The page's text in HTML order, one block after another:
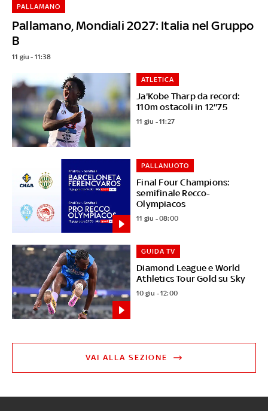
Pallamano, Mondiali 2027: Italia nel Gruppo
B
PALLAMANO
11 giu - 11:38
Ja'Kobe Tharp da record:
110m ostacoli in 12''75
ATLETICA
11 giu - 11:27
Final Four Champions:
semifinale Recco-
Olympiacos
PALLANUOTO
11 giu - 08:00
Diamond League e World
Athletics Tour Gold su Sky
GUIDA TV
10 giu - 12:00
VAI ALLA SEZIONE